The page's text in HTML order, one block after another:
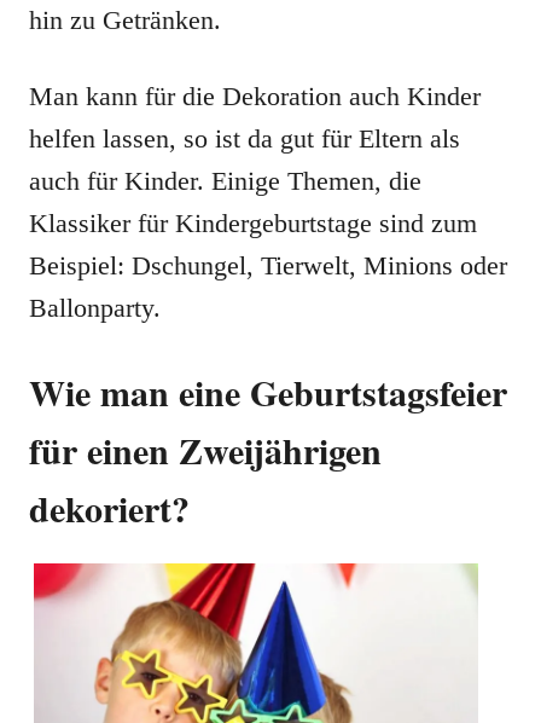
hin zu Getränken.
Man kann für die Dekoration auch Kinder
helfen lassen, so ist da gut für Eltern als
auch für Kinder. Einige Themen, die
Klassiker für Kindergeburtstage sind zum
Beispiel: Dschungel, Tierwelt, Minions oder
Ballonparty.
Wie man eine Geburtstagsfeier
für einen Zweijährigen
dekoriert?